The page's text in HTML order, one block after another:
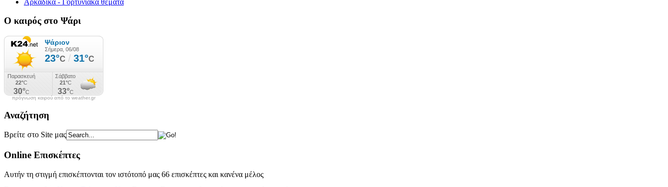
Ο καιρός στο Ψάρι
πρόγνωση καιρού από το weather.gr
Αναζήτηση
Βρείτε στο Site μας
Online Επισκέπτες
Αυτήν τη στιγμή επισκέπτονται τον ιστότοπό μας 66 επισκέπτες και κανένα μέλος